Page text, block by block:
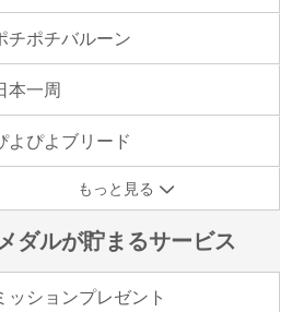
チポチバルーン
本一周
よぴよブリード
もっと見る
ダルが貯まるサービス
ッションプレゼント